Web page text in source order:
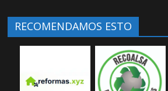
RECOMENDAMOS ESTO